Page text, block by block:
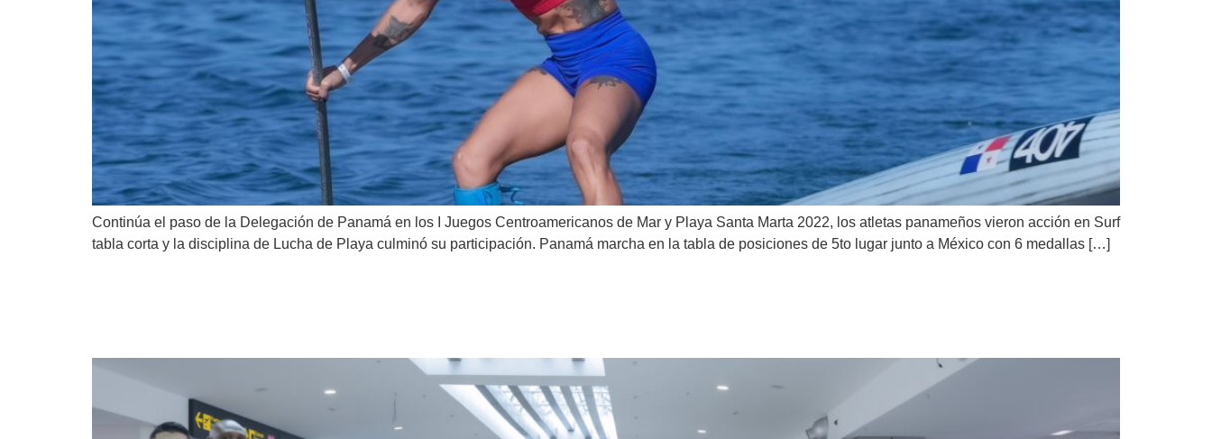
Continúa el paso de la Delegación de Panamá en los I Juegos Centroamericanos de Mar y Playa Santa Marta 2022, los atletas panameños vieron acción en Surf
tabla corta y la disciplina de Lucha de Playa culminó su participación. Panamá marcha en la tabla de posiciones de 5to lugar junto a México con 6 medallas […]